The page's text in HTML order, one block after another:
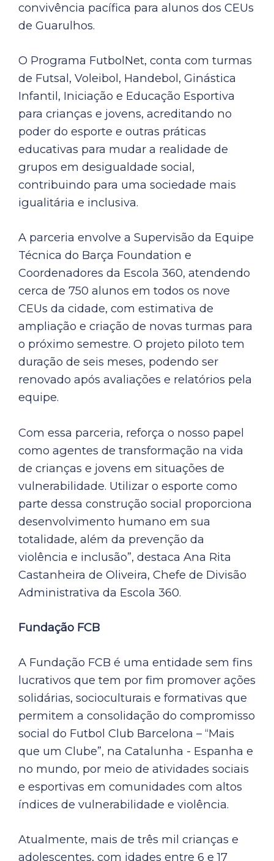
convivência pacífica para alunos dos CEUs
de Guarulhos.
O Programa FutbolNet, conta com turmas
de Futsal, Voleibol, Handebol, Ginástica
Infantil, Iniciação e Educação Esportiva
para crianças e jovens, acreditando no
poder do esporte e outras práticas
educativas para mudar a realidade de
grupos em desigualdade social,
contribuindo para uma sociedade mais
igualitária e inclusiva.
A parceria envolve a Supervisão da Equipe
Técnica do Barça Foundation e
Coordenadores da Escola 360, atendendo
cerca de 750 alunos em todos os nove
CEUs da cidade, com estimativa de
ampliação e criação de novas turmas para
o próximo semestre. O projeto piloto tem
duração de seis meses, podendo ser
renovado após avaliações e relatórios pela
equipe.
Com essa parceria, reforça o nosso papel
como agentes de transformação na vida
de crianças e jovens em situações de
vulnerabilidade. Utilizar o esporte como
parte dessa construção social proporciona
desenvolvimento humano em sua
totalidade, além da prevenção da
violência e inclusão”, destaca Ana Rita
Castanheira de Oliveira, Chefe de Divisão
Administrativa da Escola 360.
Fundação FCB
A Fundação FCB é uma entidade sem fins
lucrativos que tem por fim promover ações
solidárias, socioculturais e formativas que
permitem a consolidação do compromisso
social do Futbol Club Barcelona – “Mais
que um Clube”, na Catalunha - Espanha e
no mundo, por meio de atividades sociais
e esportivas em comunidades com altos
índices de vulnerabilidade e violência.
Atualmente, mais de três mil crianças e
adolescentes, com idades entre 6 e 17